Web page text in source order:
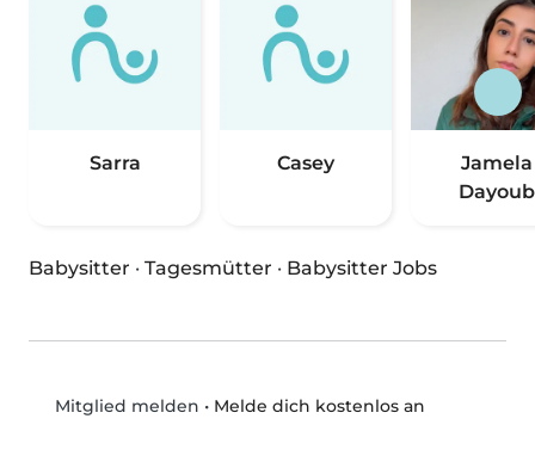
Sarra Casey
Jamela
Dayoub
Babysitter · Tagesmütter · Babysitter Jobs
Mitglied melden • Melde dich kostenlos an